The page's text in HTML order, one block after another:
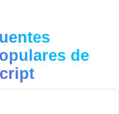
de